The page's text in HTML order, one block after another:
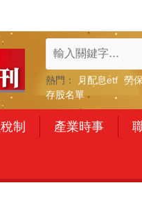
熱門： 月配息etf 勞
存股名單
制 產業時事